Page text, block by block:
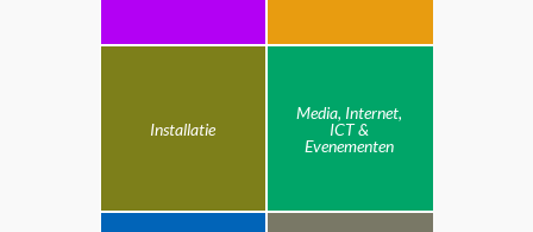
Installatie
Media, Internet,
ICT &
Evenementen